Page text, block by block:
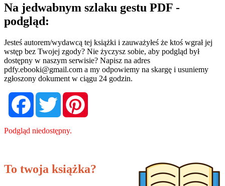
Na jedwabnym szlaku gestu PDF -
podgląd:
Jesteś autorem/wydawcą tej książki i zauważyłeś że ktoś wgrał jej
wstęp bez Twojej zgody? Nie życzysz sobie, aby podgląd był
dostępny w naszym serwisie? Napisz na adres
pdfy.ebooki@gmail.com a my odpowiemy na skargę i usuniemy
zgłoszony dokument w ciągu 24 godzin.
FacebookTwitter
Podgląd niedostępny.
To twoja książka?